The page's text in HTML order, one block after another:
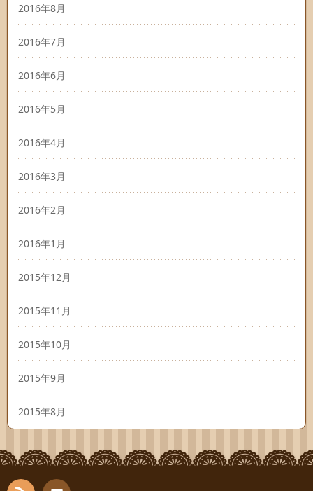
2016年8月
2016年7月
2016年6月
2016年5月
2016年4月
2016年3月
2016年2月
2016年1月
2015年12月
2015年11月
2015年10月
2015年9月
2015年8月